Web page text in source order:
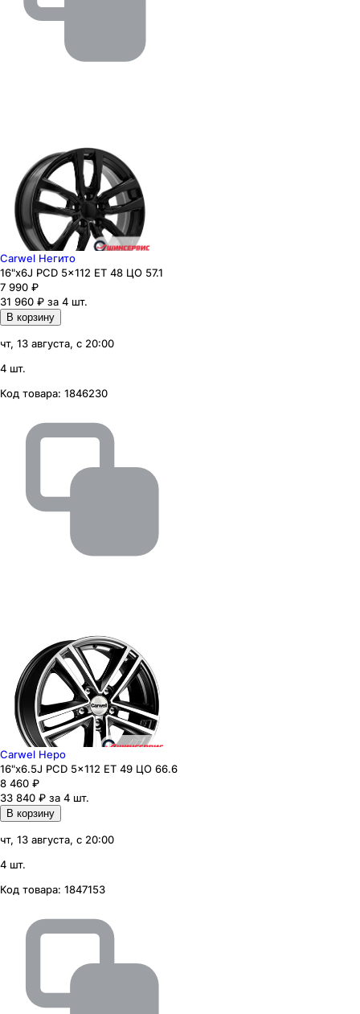
Carwel Негито
16"x6J PCD 5x112 ЕТ 48 ЦО 57.1
7 990 ₽
31 960 ₽ за 4 шт.
В корзину
чт, 13 августа, с 20:00
4 шт.
Код товара: 1846230
Carwel Неро
16"x6.5J PCD 5x112 ЕТ 49 ЦО 66.6
8 460 ₽
33 840 ₽ за 4 шт.
В корзину
чт, 13 августа, с 20:00
4 шт.
Код товара: 1847153